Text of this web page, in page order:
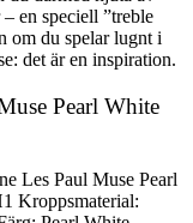
en speciell ”treble
om du spelar lugnt i
det är en inspiration.
Pearl White
Les Paul Muse Pearl
Kroppsmaterial: